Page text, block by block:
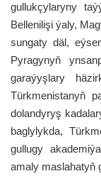
gullukçylaryny
Bellenilişi ýaly,
sungaty däl,
Pyragynyň
garaýyşlary
Türkmenistanyň
dolandyryş
baglylykda,
gullugy
amaly maslahatyň